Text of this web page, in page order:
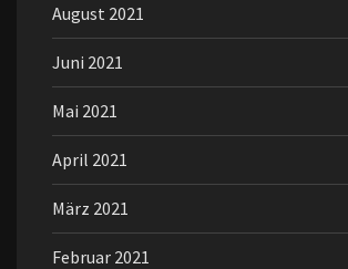
August 2021
Juni 2021
Mai 2021
April 2021
März 2021
Februar 2021